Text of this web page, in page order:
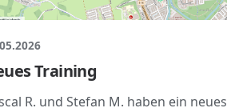
Training
R. und Stefan M. haben ein neues